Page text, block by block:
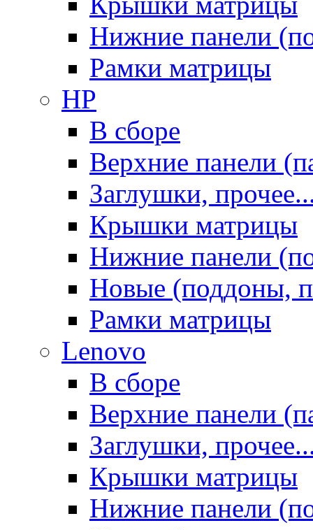
Нижние панели
Рамки матрицы
HP
В сборе
Верхние панели
Заглушки,
Крышки матрицы
Нижние панели
Новые (поддоны,
Рамки матрицы
Lenovo
В сборе
Верхние панели
Заглушки,
Крышки матрицы
Нижние панели